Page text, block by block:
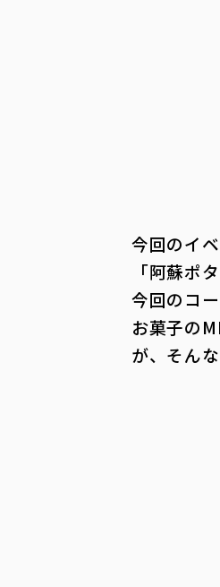
今回のイ
「阿蘇ポ
今回のコ
お菓子の
が、そん